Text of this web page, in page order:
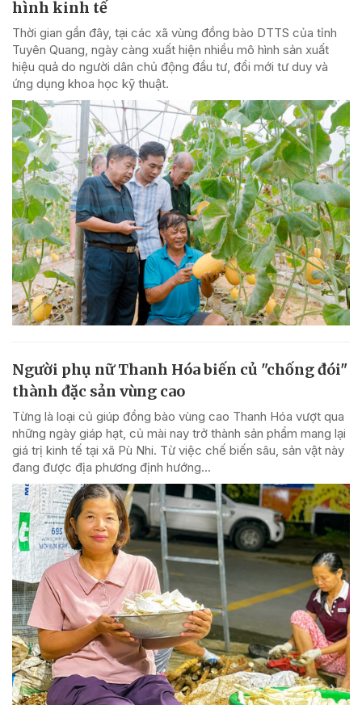
hình kinh tế
Thời gian gần đây, tại các xã vùng đồng bào DTTS của tỉnh
Tuyên Quang, ngày càng xuất hiện nhiều mô hình sản xuất
hiệu quả do người dân chủ động đầu tư, đổi mới tư duy và
ứng dụng khoa học kỹ thuật.
Người phụ nữ Thanh Hóa biến củ "chống đói"
thành đặc sản vùng cao
Từng là loại củ giúp đồng bào vùng cao Thanh Hóa vượt qua
những ngày giáp hạt, củ mài nay trở thành sản phẩm mang lại
giá trị kinh tế tại xã Pù Nhi. Từ việc chế biến sâu, sản vật này
đang được địa phương định hướng...